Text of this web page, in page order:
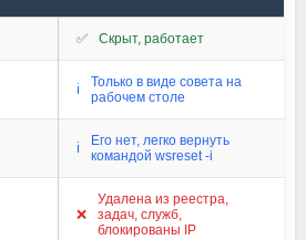
✅ Скрыт, работает
ℹ️
Только в виде совета на
рабочем столе
ℹ️
Его нет, легко вернуть
командой wsreset -i
❌
Удалена из реестра,
задач, служб,
блокированы IP